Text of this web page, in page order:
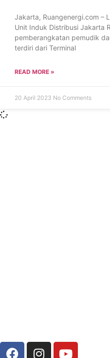
Jakarta, Ruangenergi.com –
Unit Induk Distribusi Jakarta
pemberangkatan pemudik
terdiri dari Terminal
READ MORE »
20 April 2023 No Comments